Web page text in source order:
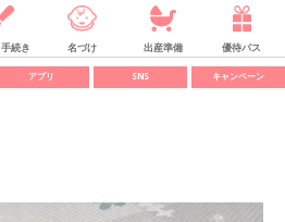
続き 名づけ 出産準備 優待パス
アプリ SNS キャンペーン